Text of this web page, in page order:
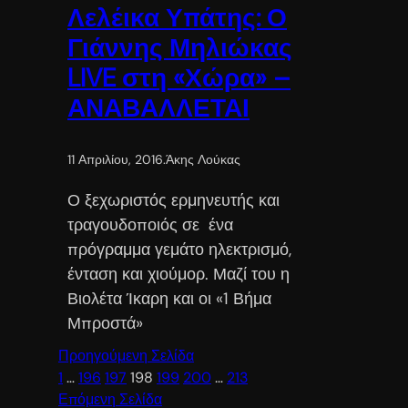
Λελέικα Υπάτης: Ο
Γιάννης Μηλιώκας
LIVE στη «Χώρα» –
ΑΝΑΒΑΛΛΕΤΑΙ
11 Απριλίου, 2016.Άκης Λούκας
Ο ξεχωριστός ερμηνευτής και
τραγουδοποιός σε ένα
πρόγραμμα γεμάτο ηλεκτρισμό,
ένταση και χιούμορ. Μαζί του η
Βιολέτα Ίκαρη και οι «1 Βήμα
Μπροστά»
Προηγούμενη Σελίδα
1 …196 197 198 199 200… 213
Επόμενη Σελίδα